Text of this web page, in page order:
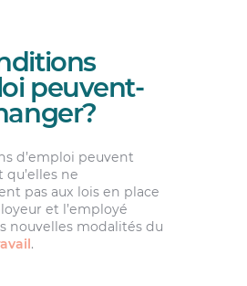
peuvent-
d’emploi peuvent
ne
pas aux lois en place
et l’employé
nouvelles modalités du
.